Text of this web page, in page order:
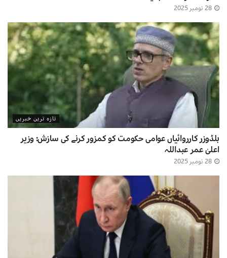
تازہ ترین خبریں
بلڈوزر کارروائیاں عوامی حکومت کو کمزور کرنے کی سازش: وزیر
اعلیٰ عمر عبداللہ